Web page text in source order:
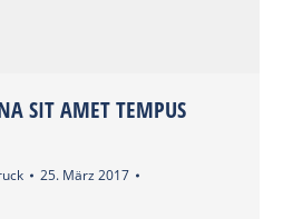
SIT AMET TEMPUS
25. März 2017